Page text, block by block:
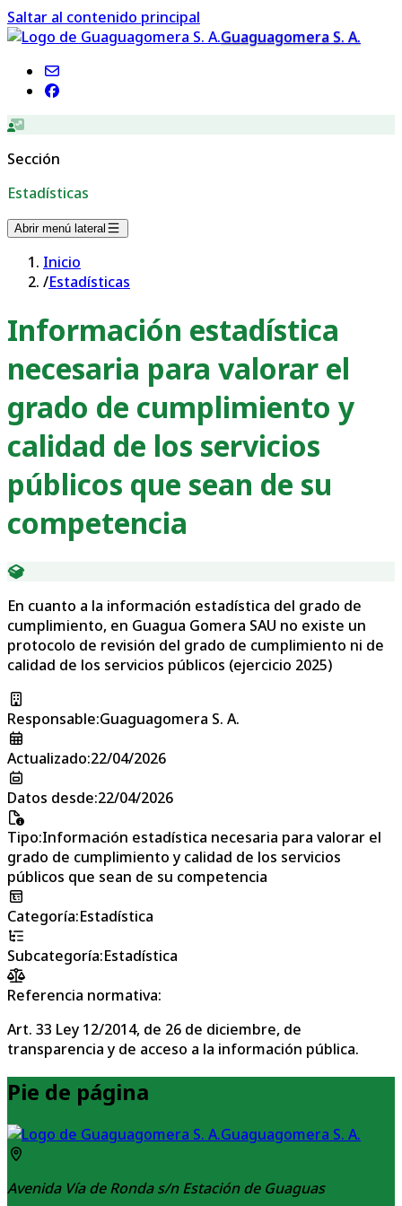
Saltar al contenido principal
Guaguagomera S. A.
Sección
Estadísticas
Abrir menú lateral
Inicio
/Estadísticas
Información estadística
necesaria para valorar el
grado de cumplimiento y
calidad de los servicios
públicos que sean de su
competencia
En cuanto a la información estadística del grado de
cumplimiento, en Guagua Gomera SAU no existe un
protocolo de revisión del grado de cumplimiento ni de
calidad de los servicios públicos (ejercicio 2025)
Responsable:Guaguagomera S. A.
Actualizado:22/04/2026
Datos desde:22/04/2026
Tipo:Información estadística necesaria para valorar el
grado de cumplimiento y calidad de los servicios
públicos que sean de su competencia
Categoría:Estadística
Subcategoría:Estadística
Referencia normativa:
Art. 33 Ley 12/2014, de 26 de diciembre, de
transparencia y de acceso a la información pública.
Pie de página
Guaguagomera S. A.
Avenida Vía de Ronda s/n Estación de Guaguas